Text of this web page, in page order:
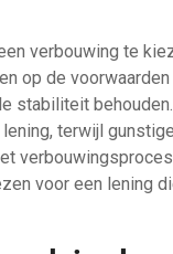
verbouwing te
op de
stabiliteit
terwijl
voor een lening